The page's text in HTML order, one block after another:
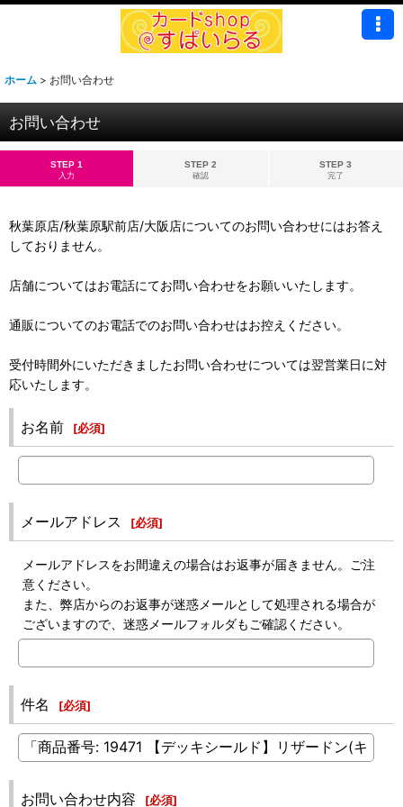
ホーム > お問い合わせ
お問い合わせ
STEP 1
入力
STEP 2
確認
STEP 3
完了
秋葉原店/秋葉原駅前店/大阪店についてのお問い合わせにはお答え
しておりません。
店舗についてはお電話にてお問い合わせをお願いいたします。
通販についてのお電話でのお問い合わせはお控えください。
受付時間外にいただきましたお問い合わせについては翌営業日に対
応いたします。
お名前 [必須]
メールアドレス [必須]
メールアドレスをお間違えの場合はお返事が届きません。ご注
意ください。
また、弊店からのお返事が迷惑メールとして処理される場合が
ございますので、迷惑メールフォルダもご確認ください。
件名 [必須]
お問い合わせ内容 [必須]